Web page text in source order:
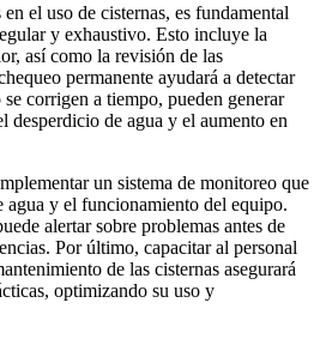
el uso de cisternas, es fundamental
y exhaustivo. Esto incluye la
así como la revisión de las
permanente ayudará a detectar
corrigen a tiempo, pueden generar
desperdicio de agua y el aumento en
un sistema de monitoreo que
y el funcionamiento del equipo.
alertar sobre problemas antes de
Por último, capacitar al personal
de las cisternas asegurará
optimizando su uso y